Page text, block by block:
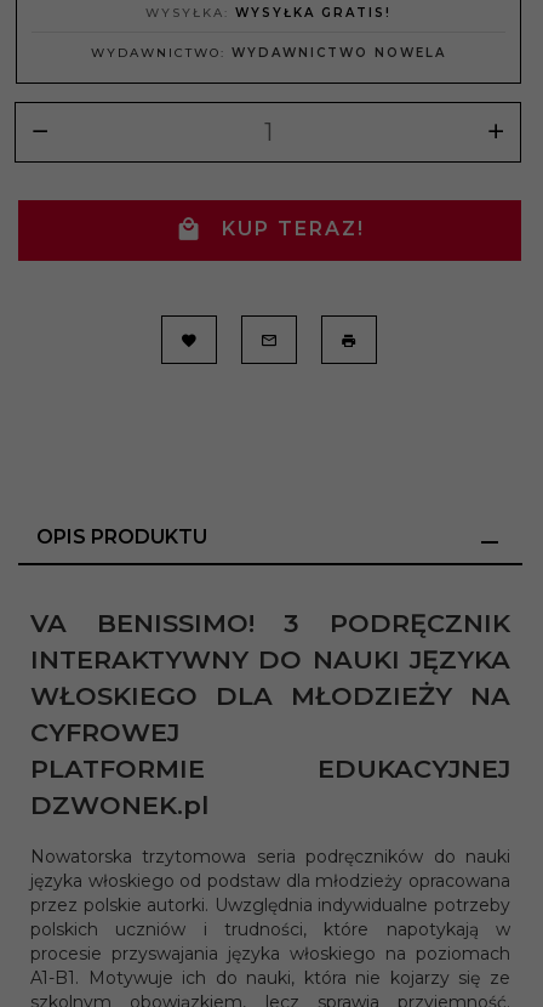
WYSYŁKA: WYSYŁKA GRATIS!
WYDAWNICTWO: WYDAWNICTWO NOWELA
KUP TERAZ!
OPIS PRODUKTU
VA BENISSIMO! 3 PODRĘCZNIK
INTERAKTYWNY DO NAUKI JĘZYKA
WŁOSKIEGO DLA MŁODZIEŻY NA
CYFROWEJ
PLATFORMIE EDUKACYJNEJ
DZWONEK.pl
Nowatorska trzytomowa seria podręczników do nauki
języka włoskiego od podstaw dla młodzieży opracowana
przez polskie autorki. Uwzględnia indywidualne potrzeby
polskich uczniów i trudności, które napotykają w
procesie przyswajania języka włoskiego na poziomach
A1-B1. Motywuje ich do nauki, która nie kojarzy się ze
szkolnym obowiązkiem, lecz sprawia przyjemność.